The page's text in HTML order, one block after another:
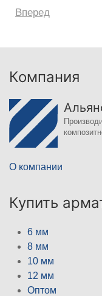
Вперед
Компания
О компании
Купить
6 мм
8 мм
10 мм
12 мм
Оптом